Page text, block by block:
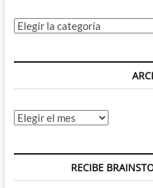
Categorías
Archivos
RECIBE